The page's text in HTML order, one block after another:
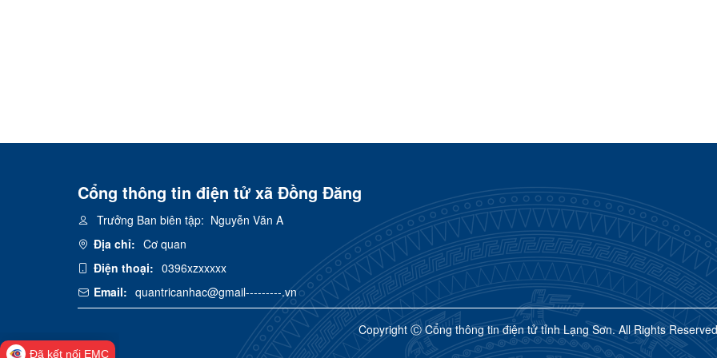
Cổng thông tin điện tử xã Đồng Đăng
Trưởng Ban biên tập: Nguyễn Văn A
Địa chỉ: Cơ quan
Điện thoại: 0396xzxxxxx
Email: quantricanhac@gmail---------.vn
Copyright Ⓒ Cổng thông tin điện tử tỉnh Lạng Sơn. All Rights Reserved
Đã kết nối EMC